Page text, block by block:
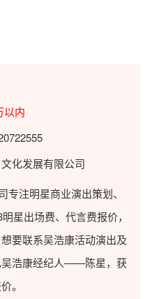
以内
化发展有限公司
注明星商业演出策划、
明星出场费、代言费报价，
要联系吴浩康活动演出及
吴浩康经纪人——陈星，获
。